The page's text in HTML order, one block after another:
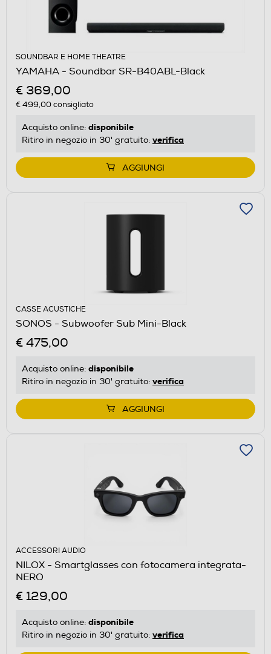
SOUNDBAR E HOME THEATRE
YAMAHA - Soundbar SR-B40ABL-Black
€ 369,00
€ 499,00consigliato
Acquisto online: disponibile
Ritiro in negozio in 30' gratuito: verifica
AGGIUNGI
CASSE ACUSTICHE
SONOS - Subwoofer Sub Mini-Black
€ 475,00
Acquisto online: disponibile
Ritiro in negozio in 30' gratuito: verifica
AGGIUNGI
ACCESSORI AUDIO
NILOX - Smartglasses con fotocamera integrata-
NERO
€ 129,00
Acquisto online: disponibile
Ritiro in negozio in 30' gratuito: verifica